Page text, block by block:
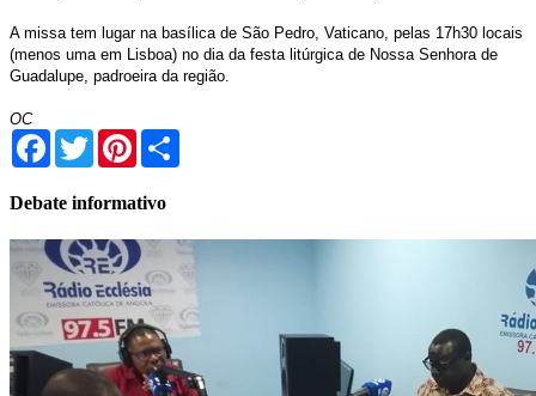
A missa tem lugar na basílica de São Pedro, Vaticano, pelas 17h30 locais
(menos uma em Lisboa) no dia da festa litúrgica de Nossa Senhora de
Guadalupe, padroeira da região.
OC
Facebook
TwitterPinterest
Debate informativo